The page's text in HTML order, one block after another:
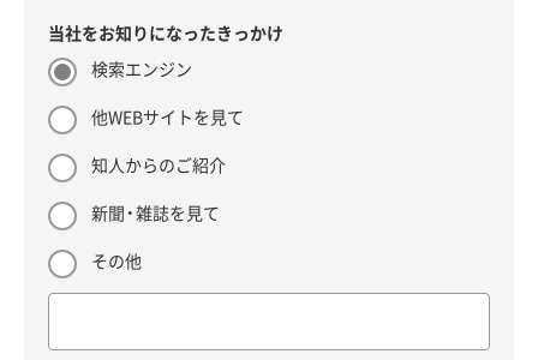
当社をお知りになったきっかけ
検索エンジン
他WEBサイトを見て
知人からのご紹介
新聞・雑誌を見て
その他